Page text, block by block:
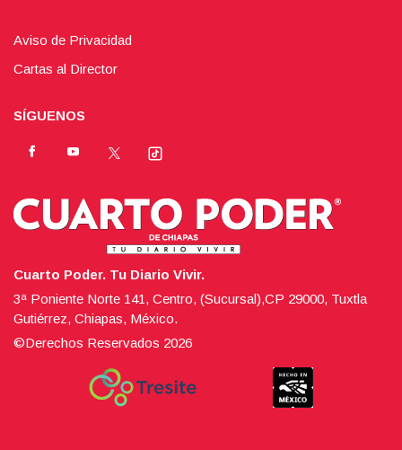
Aviso de Privacidad
Cartas al Director
SÍGUENOS
Cuarto Poder. Tu Diario Vivir.
3ª Poniente Norte 141, Centro, (Sucursal),CP 29000, Tuxtla
Gutiérrez, Chiapas, México.
©Derechos Reservados 2026